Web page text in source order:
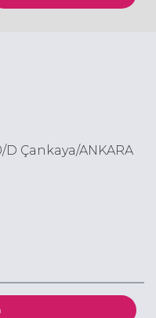
Çankaya/ANKARA